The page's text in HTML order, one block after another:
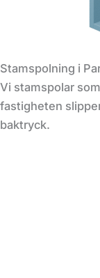
Stamspolning i
Vi stamspolar
fastigheten
baktryck.